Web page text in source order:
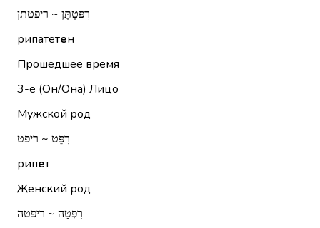
רִפַּטְתֶּן ~ ריפטתן
рипатетен
Прошедшее время
3-е (Он/Она) Лицо
Мужской род
רִפֵּט ~ ריפט
рипет
Женский род
רִפְּטָה ~ ריפטה